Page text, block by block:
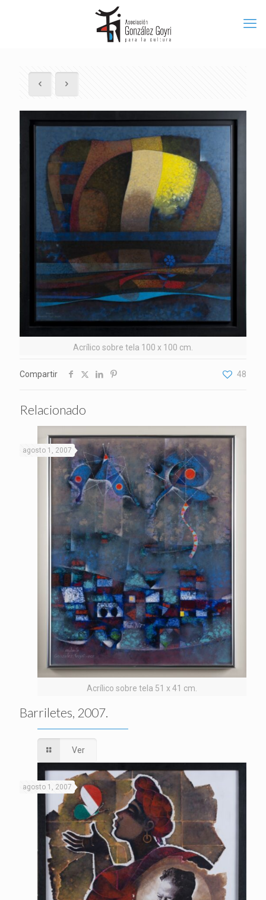
Acrílico sobre tela 100 x 100 cm.
Compartir 48
Relacionado
Acrílico sobre tela 51 x 41 cm.
agosto 1, 2007
Barriletes, 2007.
Ver
agosto 1, 2007